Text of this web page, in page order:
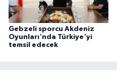
Gebzeli sporcu Akdeniz
Oyunları'nda Türkiye'yi
temsil edecek